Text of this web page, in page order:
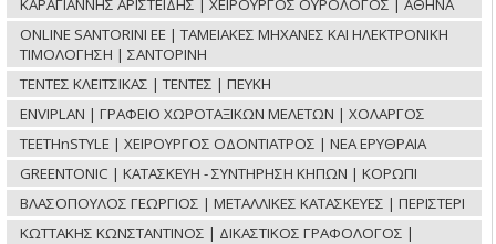
ΚΑΡΑΓΙΑΝΝΗΣ ΑΡΙΣΤΕΙΔΗΣ | ΧΕΙΡΟΥΡΓΟΣ ΟΥΡΟΛΟΓΟΣ | ΑΘΗΝΑ
ONLINE SANTORINI ΕΕ | ΤΑΜΕΙΑΚΕΣ ΜΗΧΑΝΕΣ ΚΑΙ ΗΛΕΚΤΡΟΝΙΚΗ
ΤΙΜΟΛΟΓΗΣΗ | ΣΑΝΤΟΡΙΝΗ
ΤΕΝΤΕΣ ΚΛΕΙΤΣΙΚΑΣ | ΤΕΝΤΕΣ | ΠΕΥΚΗ
ENVIPLAN | ΓΡΑΦΕΙΟ ΧΩΡΟΤΑΞΙΚΩΝ ΜΕΛΕΤΩΝ | ΧΟΛΑΡΓΟΣ
TEETHnSTYLE | ΧΕΙΡΟΥΡΓΟΣ ΟΔΟΝΤΙΑΤΡΟΣ | ΝΕΑ ΕΡΥΘΡΑΙΑ
GREENTONIC | ΚΑΤΑΣΚΕΥΗ - ΣΥΝΤΗΡΗΣΗ ΚΗΠΩΝ | ΚΟΡΩΠΙ
ΒΛΑΣΟΠΟΥΛΟΣ ΓΕΩΡΓΙΟΣ | ΜΕΤΑΛΛΙΚΕΣ ΚΑΤΑΣΚΕΥΕΣ | ΠΕΡΙΣΤΕΡΙ
ΚΩΤΤΑΚΗΣ ΚΩΝΣΤΑΝΤΙΝΟΣ | ΔΙΚΑΣΤΙΚΟΣ ΓΡΑΦΟΛΟΓΟΣ |